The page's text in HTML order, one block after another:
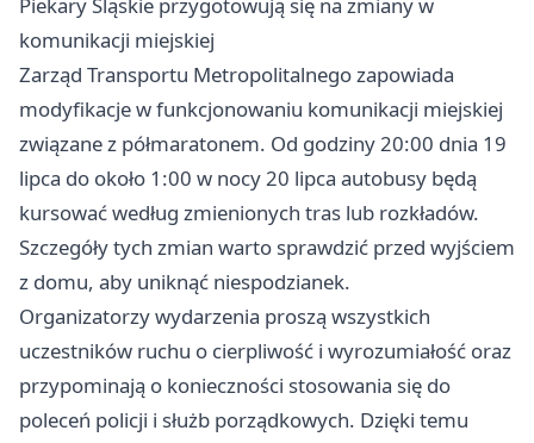
komunikacji miejskiej
Zarząd Transportu Metropolitalnego zapowiada
modyfikacje w funkcjonowaniu komunikacji miejskiej
związane z półmaratonem. Od godziny 20:00 dnia 19
lipca do około 1:00 w nocy 20 lipca autobusy będą
kursować według zmienionych tras lub rozkładów.
Szczegóły tych zmian warto sprawdzić przed wyjściem
z domu, aby uniknąć niespodzianek.
Organizatorzy wydarzenia proszą wszystkich
uczestników ruchu o cierpliwość i wyrozumiałość oraz
przypominają o konieczności stosowania się do
poleceń policji i służb porządkowych. Dzięki temu